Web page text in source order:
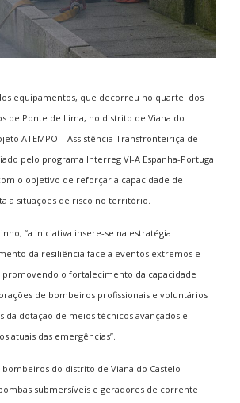
equipamentos, que decorreu no quartel dos
de Ponte de Lima, no distrito de Viana do
ATEMPO – Assistência Transfronteiriça de
pelo programa Interreg VI-A Espanha-Portugal
com o objetivo de reforçar a capacidade de
a situações de risco no território.
“a iniciativa insere-se na estratégia
da resiliência face a eventos extremos e
promovendo o fortalecimento da capacidade
de bombeiros profissionais e voluntários
da dotação de meios técnicos avançados e
atuais das emergências”.
do distrito de Viana do Castelo
submersíveis e geradores de corrente